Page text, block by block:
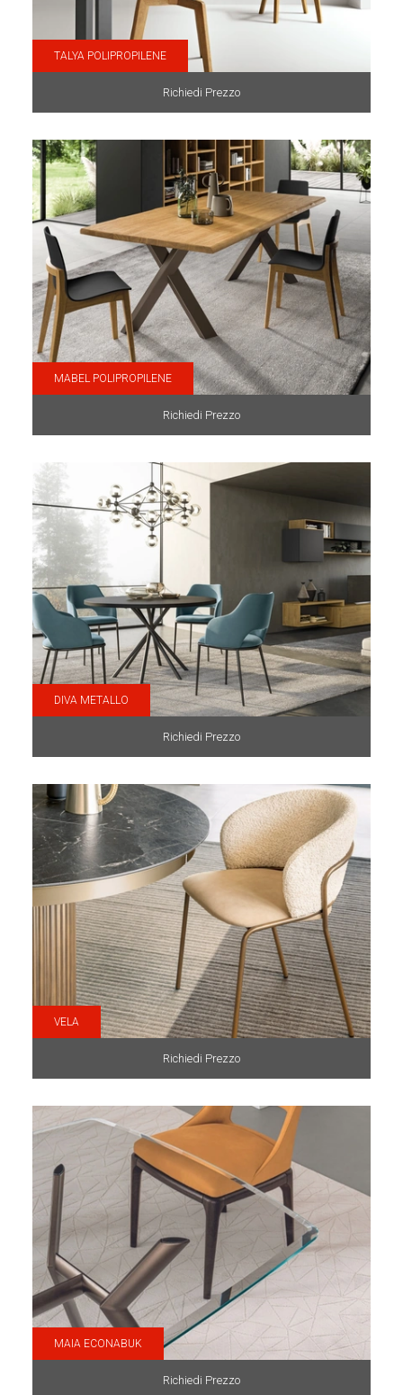
TALYA POLIPROPILENE
Richiedi Prezzo
MABEL POLIPROPILENE
Richiedi Prezzo
DIVA METALLO
Richiedi Prezzo
VELA
Richiedi Prezzo
MAIA ECONABUK
Richiedi Prezzo